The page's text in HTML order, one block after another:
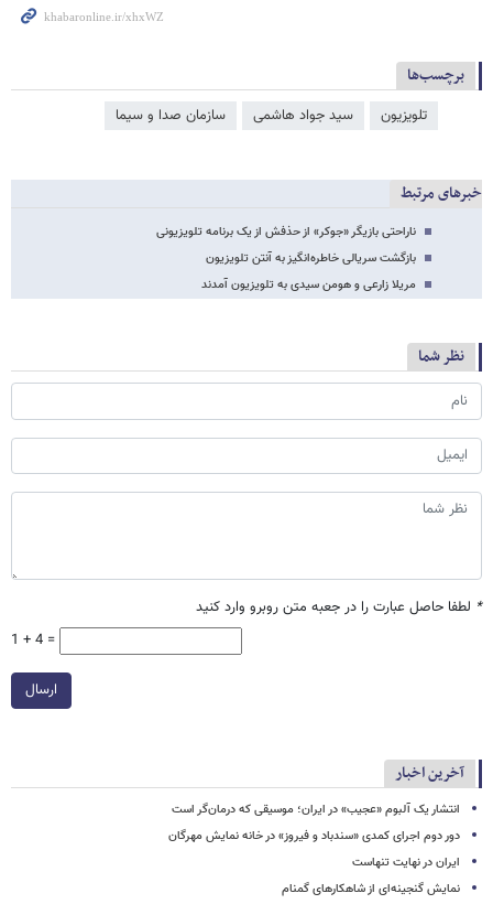
برچسب‌ها
تلویزیون سید جواد هاشمی سازمان صدا و سیما
خبرهای مرتبط
ناراحتی بازیگر «جوکر» از حذفش از یک برنامه تلویزیونی
بازگشت سریالی خاطره‌انگیز به آنتن تلویزیون
مریلا زارعی و هومن سیدی به تلویزیون آمدند
نظر شما
* لطفا حاصل عبارت را در جعبه متن روبرو وارد کنید
1 + 4 =
ارسال
آخرین اخبار
انتشار یک آلبوم «عجیب» در ایران؛ موسیقی که درمان‌گر است
دور دوم اجرای کمدی «سندباد و فیروز» در خانه نمایش مهرگان
ایران در نهایت تنهاست
نمایش گنجینه‌ای از شاهکارهای گمنام